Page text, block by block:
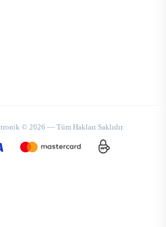
© 2026 — Tüm Hakları Saklıdır.